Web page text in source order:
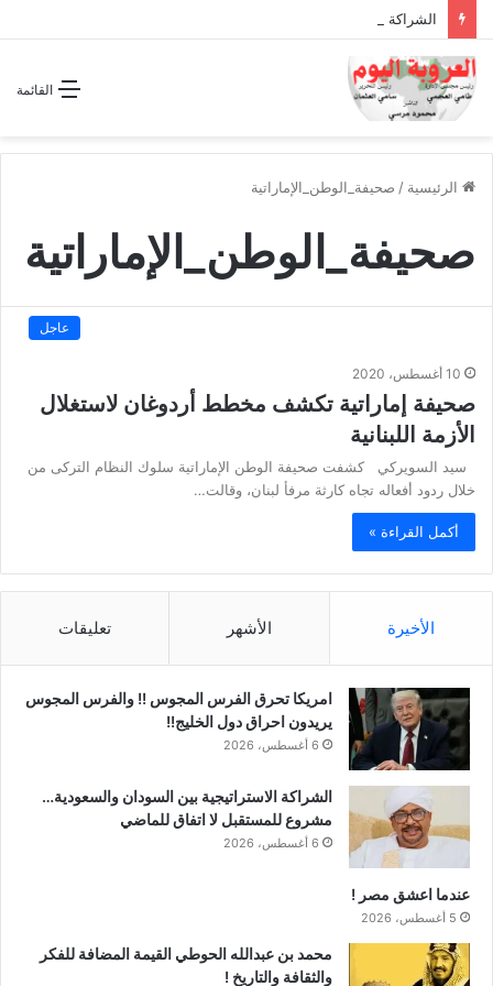
القائمة
الرئيسية / صحيفة_الوطن_الإماراتية
صحيفة_الوطن_الإماراتية
عاجل
10 أغسطس، 2020
صحيفة إماراتية تكشف مخطط أردوغان لاستغلال
الأزمة اللبنانية
سيد السويركي كشفت صحيفة الوطن الإماراتية سلوك النظام التركى من
خلال ردود أفعاله تجاه كارثة مرفأ لبنان، وقالت…
أكمل القراءة »
الأخيرة الأشهر تعليقات
امريكا تحرق الفرس المجوس !! والفرس المجوس
يريدون احراق دول الخليج!!
6 أغسطس، 2026
الشراكة الاستراتيجية بين السودان والسعودية…
مشروع للمستقبل لا اتفاق للماضي
6 أغسطس، 2026
عندما اعشق مصر !
5 أغسطس، 2026
محمد بن عبدالله الحوطي القيمة المضافة للفكر
والثقافة والتاريخ !